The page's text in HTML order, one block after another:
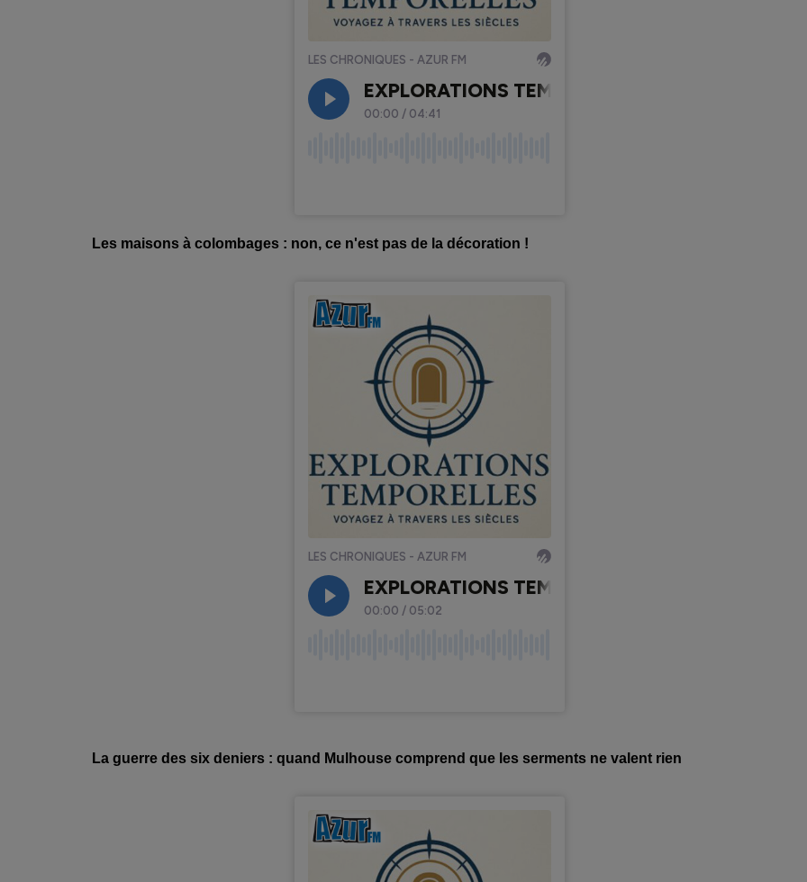
Les maisons à colombages : non, ce n'est pas de la décoration !
La guerre des six deniers : quand Mulhouse comprend que les serments ne valent rien